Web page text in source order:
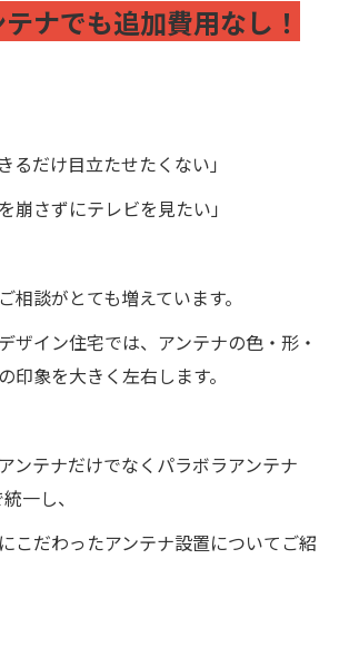
ナでも追加費用なし！
るだけ目立たせたくない」
崩さずにテレビを見たい」
相談がとても増えています。
ザイン住宅では、アンテナの色・形・
印象を大きく左右します。
ンテナだけでなくパラボラアンテナ
一し、
こだわったアンテナ設置についてご紹